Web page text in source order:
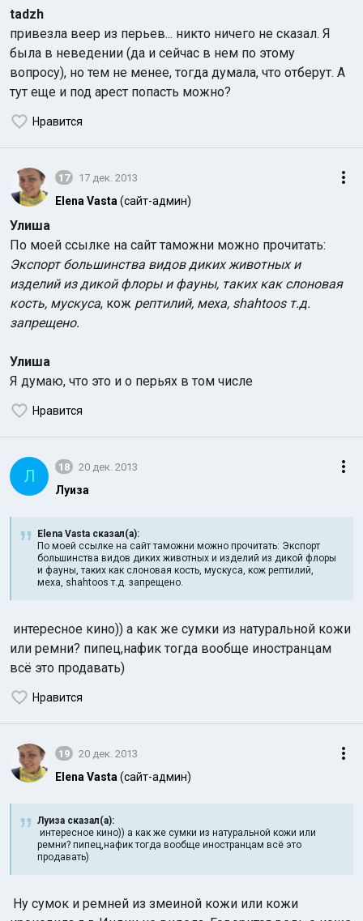
tadzh
привезла веер из перьев... никто ничего не сказал. Я
была в неведении (да и сейчас в нем по этому
вопросу), но тем не менее, тогда думала, что отберут. А
тут еще и под арест попасть можно?
Нравится
17 17 дек. 2013
Elena Vasta (сайт-админ)
Улиша
По моей ссылке на сайт таможни можно прочитать:
Экспорт большинства видов диких животных и
изделий из дикой флоры и фауны, таких как слоновая
кость, мускуса, кож рептилий, меха, shahtoos т.д.
запрещено.
Улиша
Я думаю, что это и о перьях в том числе
Нравится
Л 18 20 дек. 2013
Луиза
Elena Vasta сказал(а):
По моей ссылке на сайт таможни можно прочитать: Экспорт
большинства видов диких животных и изделий из дикой флоры
и фауны, таких как слоновая кость, мускуса, кож рептилий,
меха, shahtoos т.д. запрещено.
интересное кино)) а как же сумки из натуральной кожи
или ремни? пипец,нафик тогда вообще иностранцам
всё это продавать)
Нравится
19 20 дек. 2013
Elena Vasta (сайт-админ)
Луиза сказал(а):
интересное кино)) а как же сумки из натуральной кожи или
ремни? пипец,нафик тогда вообще иностранцам всё это
продавать)
Ну сумок и ремней из змеиной кожи или кожи